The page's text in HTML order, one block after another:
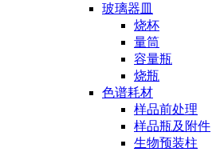
玻璃器皿
烧杯
量筒
容量瓶
烧瓶
色谱耗材
样品前处理
样品瓶及附件
生物预装柱